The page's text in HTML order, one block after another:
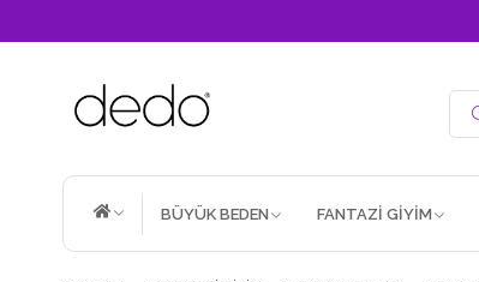
BÜYÜK BEDEN FANTAZİ GİYİM